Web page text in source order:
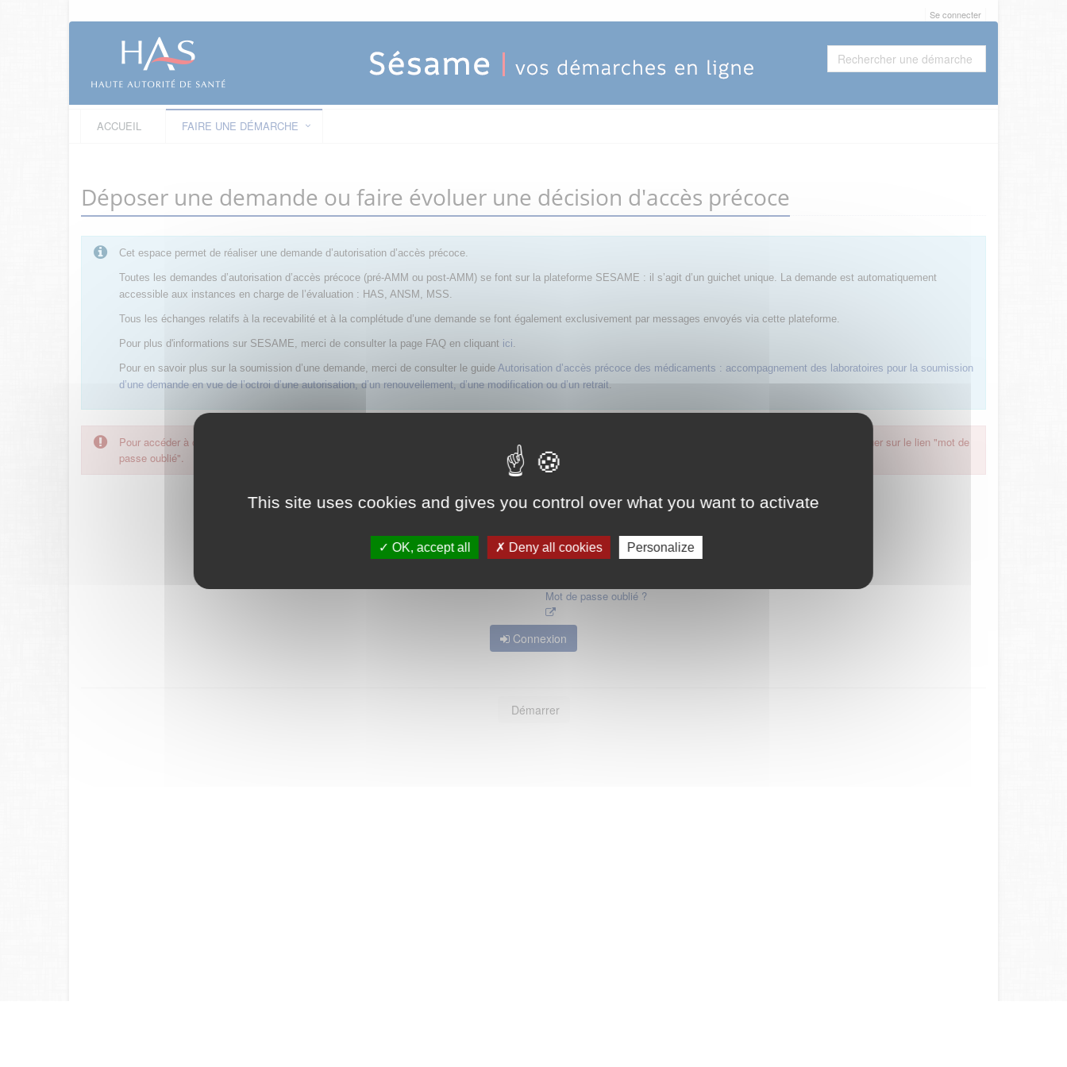
This site uses cookies and gives you control over what you want to activate
OK, accept all Deny all cookies Personalize
Se connecter
ACCUEIL FAIRE UNE DÉMARCHE
Déposer une demande ou faire évoluer une décision d'accès précoce
Cet espace permet de réaliser une demande d’autorisation d’accès précoce.
Toutes les demandes d’autorisation d’accès précoce (pré-AMM ou post-AMM) se font sur la plateforme SESAME : il s’agit d’un guichet unique. La demande est automatiquement
accessible aux instances en charge de l’évaluation : HAS, ANSM, MSS.
Tous les échanges relatifs à la recevabilité et à la complétude d’une demande se font également exclusivement par messages envoyés via cette plateforme.
Pour plus d'informations sur SESAME, merci de consulter la page FAQ en cliquant ici.
Pour en savoir plus sur la soumission d’une demande, merci de consulter le guide Autorisation d’accès précoce des médicaments : accompagnement des laboratoires pour la soumission
d’une demande en vue de l’octroi d’une autorisation, d’un renouvellement, d’une modification ou d’un retrait.
Pour accéder à ce formulaire, merci d'utiliser votre mot de passe d'accès aux applications de la HAS. Dans le cas où vous l'auriez oublié, nous vous invitons à cliquer sur le lien "mot de
passe oublié".
Mot de passe oublié ?
Connexion
Démarrer